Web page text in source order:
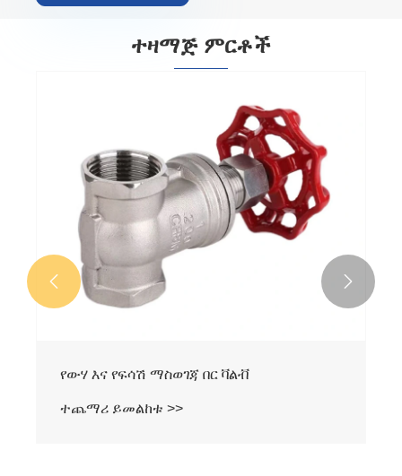
ተዛማጅ ምርቶች
የውሃ እና የፍሳሽ ማስወገጃ በር ቫልቭ
ተጨማሪ ይመልከቱ >>
 